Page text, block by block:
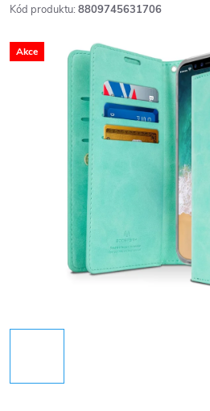
Kód produktu: 8809745631706
Akce